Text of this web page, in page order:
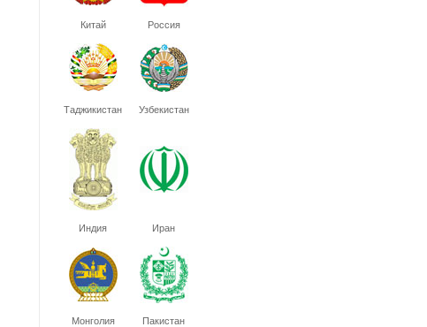
Китай Россия
Таджикистан Узбекистан
Индия Иран
Монголия Пакистан